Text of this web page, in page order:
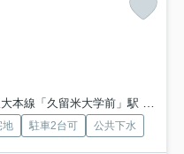
本線「久留米大学前」駅 徒歩39分
地 駐車2台可 公共下水